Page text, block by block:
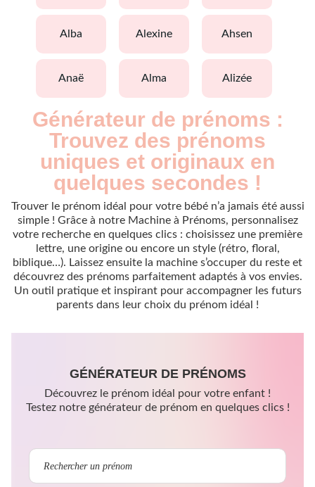
alba alexine ahsen
anaë alma alizée
Générateur de prénoms :
Trouvez des prénoms
uniques et originaux en
quelques secondes !
Trouver le prénom idéal pour votre bébé n’a jamais été aussi
simple ! Grâce à notre Machine à Prénoms, personnalisez
votre recherche en quelques clics : choisissez une première
lettre, une origine ou encore un style (rétro, floral,
biblique…). Laissez ensuite la machine s’occuper du reste et
découvrez des prénoms parfaitement adaptés à vos envies.
Un outil pratique et inspirant pour accompagner les futurs
parents dans leur choix du prénom idéal !
GÉNÉRATEUR DE PRÉNOMS
Découvrez le prénom idéal pour votre enfant !
Testez notre générateur de prénom en quelques clics !